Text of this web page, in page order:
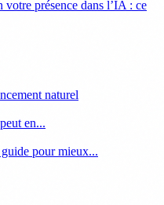
présence dans l’IA : ce
naturel
en...
pour mieux...